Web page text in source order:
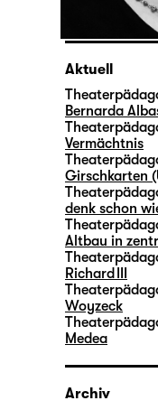
Aktuell
Bernarda
Vermächtnis
Girschkarten
denk schon
Altbau in
Richard III
Woyzeck
Medea
Archiv